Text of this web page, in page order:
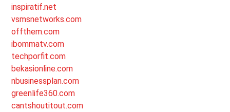
inspiratif.net
vsmsnetworks.com
offthem.com
ibommatv.com
techporfit.com
bekasionline.com
nbusinessplan.com
greenlife360.com
cantshoutitout.com